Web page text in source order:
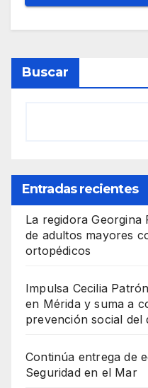
Buscar
Entradas recientes
La regidora Georgina
de adultos mayores
ortopédicos
Impulsa Cecilia
en Mérida y suma a
prevención social del
Continúa entrega de
Seguridad en el Mar